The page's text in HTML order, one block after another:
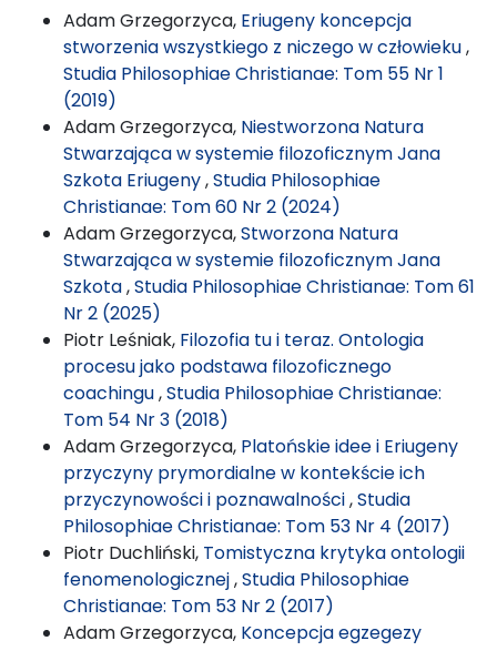
Adam Grzegorzyca, Eriugeny koncepcja
stworzenia wszystkiego z niczego w człowieku,
Studia Philosophiae Christianae: Tom 55 Nr 1
(2019)
Adam Grzegorzyca, Niestworzona Natura
Stwarzająca w systemie filozoficznym Jana
Szkota Eriugeny,Studia Philosophiae
Christianae: Tom 60 Nr 2 (2024)
Adam Grzegorzyca,Stworzona Natura
Stwarzająca w systemie filozoficznym Jana
Szkota,Studia Philosophiae Christianae: Tom 61
Nr 2 (2025)
Piotr Leśniak, Filozofia tu i teraz. Ontologia
procesu jako podstawa filozoficznego
coachingu,Studia Philosophiae Christianae:
Tom 54 Nr 3 (2018)
Adam Grzegorzyca, Platońskie idee i Eriugeny
przyczyny prymordialne w kontekście ich
przyczynowości i poznawalności,Studia
Philosophiae Christianae: Tom 53 Nr 4 (2017)
Piotr Duchliński, Tomistyczna krytyka ontologii
fenomenologicznej,Studia Philosophiae
Christianae: Tom 53 Nr 2 (2017)
Adam Grzegorzyca, Koncepcja egzegezy